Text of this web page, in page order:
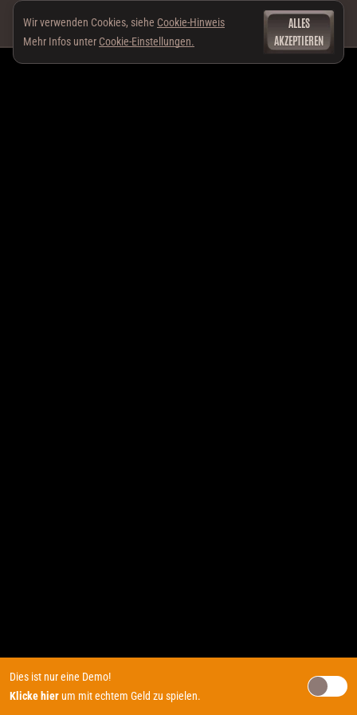
Dies ist nur eine Demo!
Klicke hierum mit echtem Geld zu spielen.
Wir verwenden Cookies, siehe Cookie-Hinweis
Mehr Infos unter Cookie-Einstellungen.
ALLES
AKZEPTIEREN